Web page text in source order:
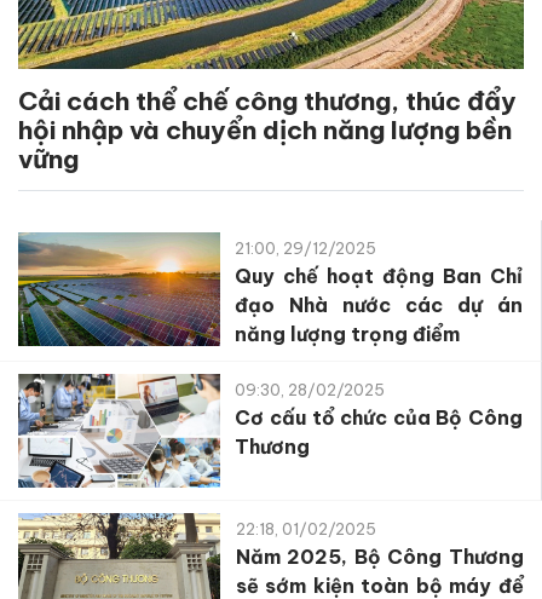
Cải cách thể chế công thương, thúc đẩy
hội nhập và chuyển dịch năng lượng bền
vững
21:00, 29/12/2025
Quy chế hoạt động Ban Chỉ
đạo Nhà nước các dự án
năng lượng trọng điểm
09:30, 28/02/2025
Cơ cấu tổ chức của Bộ Công
Thương
22:18, 01/02/2025
Năm 2025, Bộ Công Thương
sẽ sớm kiện toàn bộ máy để